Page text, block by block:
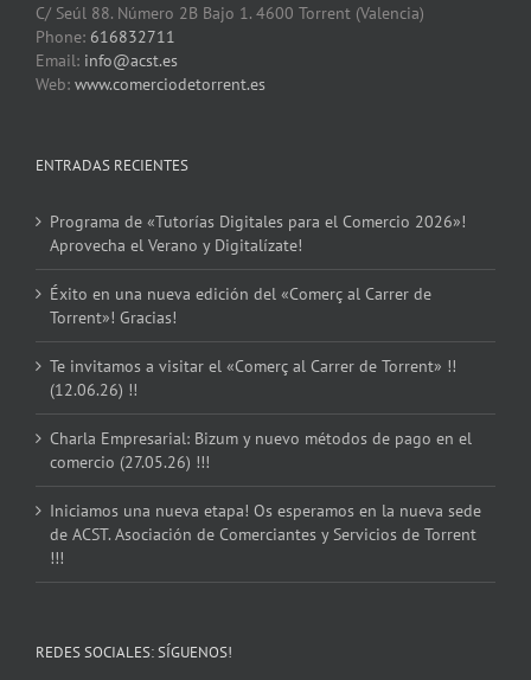
C/ Seúl 88. Número 2B Bajo 1. 4600 Torrent (Valencia)
Phone: 616832711
Email: info@acst.es
Web: www.comerciodetorrent.es
ENTRADAS RECIENTES
Programa de «Tutorías Digitales para el Comercio 2026»!
Aprovecha el Verano y Digitalízate!
Éxito en una nueva edición del «Comerç al Carrer de
Torrent»! Gracias!
Te invitamos a visitar el «Comerç al Carrer de Torrent» !!
(12.06.26) !!
Charla Empresarial: Bizum y nuevo métodos de pago en el
comercio (27.05.26) !!!
Iniciamos una nueva etapa! Os esperamos en la nueva sede
de ACST. Asociación de Comerciantes y Servicios de Torrent
!!!
REDES SOCIALES: SÍGUENOS!